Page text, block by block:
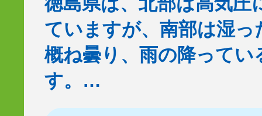
ていますが、南部は湿っ
概ね曇り、雨の降ってい
す。…